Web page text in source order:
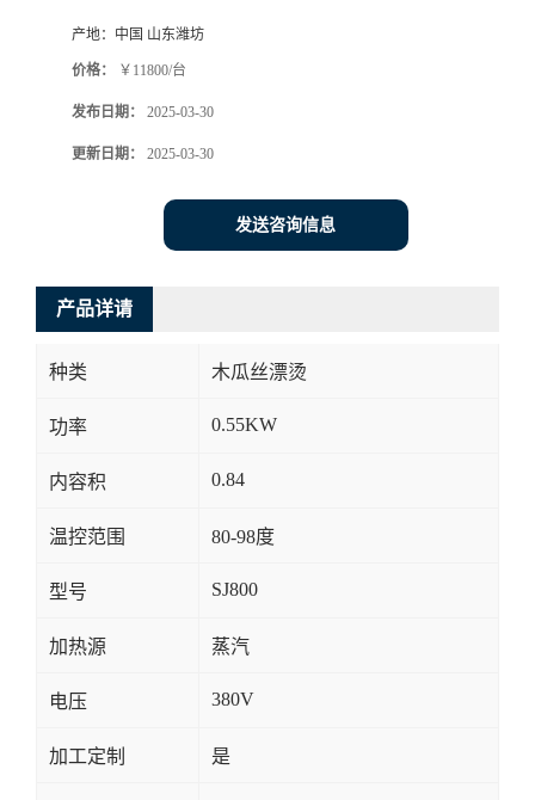
产地： 中国 山东潍坊
价格： ￥11800/台
发布日期： 2025-03-30
更新日期： 2025-03-30
发送咨询信息
产品详请
种类 木瓜丝漂烫
功率 0.55KW
内容积 0.84
温控范围 80-98度
型号 SJ800
加热源 蒸汽
电压 380V
加工定制 是